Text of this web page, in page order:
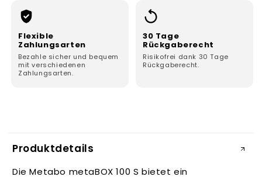
Flexible
Zahlungsarten
Bezahle sicher und bequem
mit verschiedenen
Zahlungsarten.
30 Tage
Rückgaberecht
Risikofrei dank 30 Tage
Rückgaberecht.
n
k
Produktdetails
Die Metabo metaBOX 100 S bietet ein